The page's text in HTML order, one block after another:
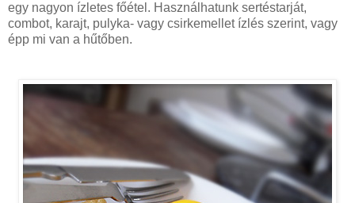
egy nagyon ízletes főétel. Használhatunk sertéstarját,
combot, karajt, pulyka- vagy csirkemellet ízlés szerint, vagy
épp mi van a hűtőben.